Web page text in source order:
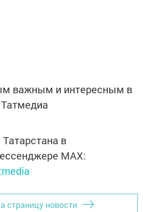
важным и интересным в
Татмедиа
в
MАХ:
страницу новости